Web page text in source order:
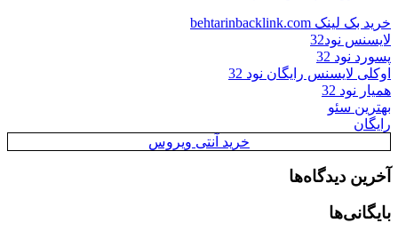
خرید بک لینک behtarinbacklink.com
لایسنس نود32
پسورد نود 32
اوکلی لایسنس رایگان نود 32
همیار نود 32
بهترین سئو
رایگان
خرید آنتی ویروس
آخرین دیدگاه‌ها
بایگانی‌ها